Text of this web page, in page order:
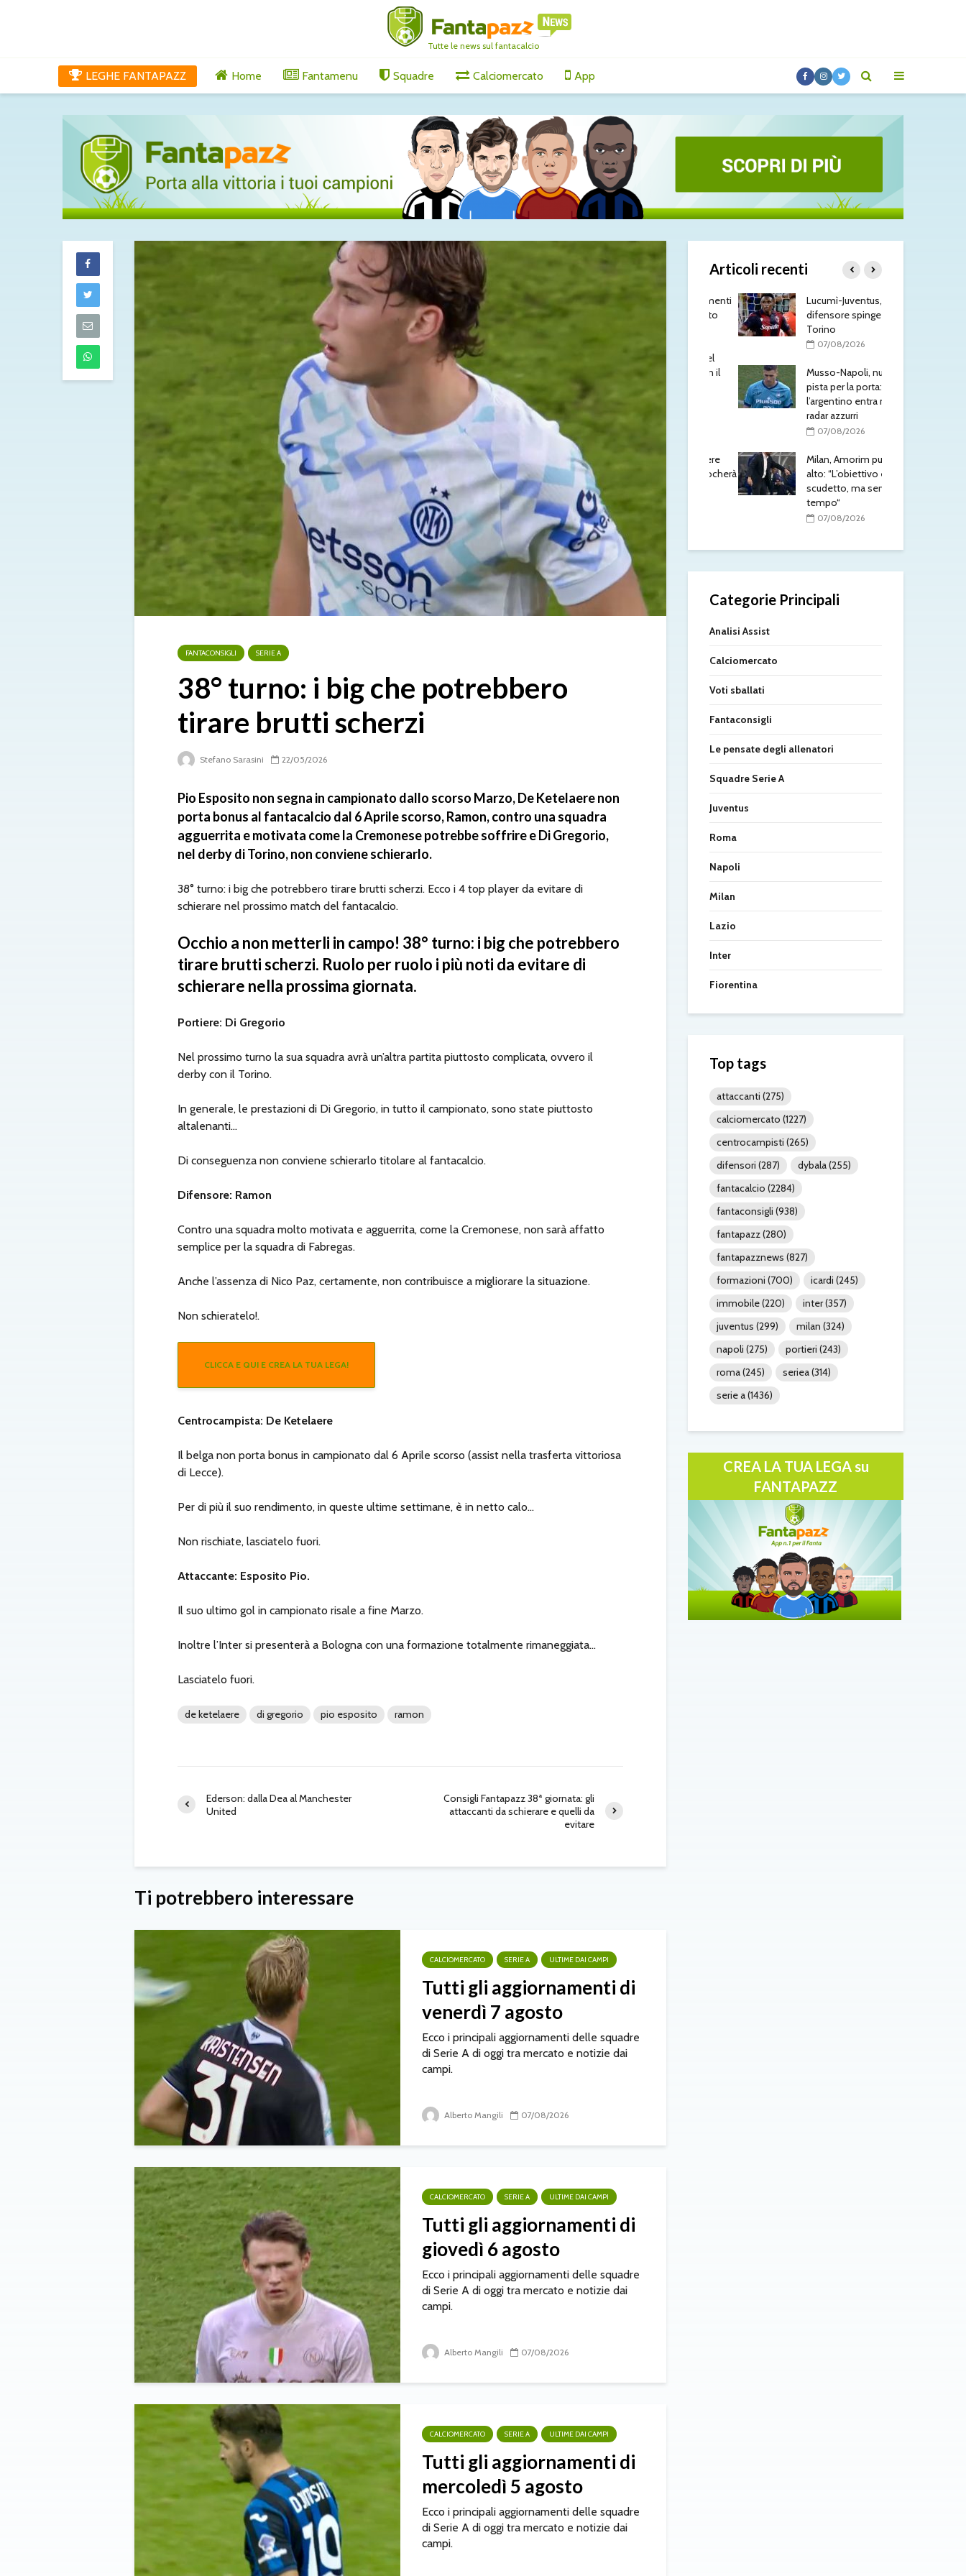
Tutte le news sul fantacalcio
LEGHE FANTAPAZZ Home Fantamenu Squadre Calciomercato App
FANTACONSIGLI SERIE A
38° turno: i big che potrebbero
tirare brutti scherzi
Stefano Sarasini 22/05/2026
Pio Esposito non segna in campionato dallo scorso Marzo, De Ketelaere non
porta bonus al fantacalcio dal 6 Aprile scorso, Ramon, contro una squadra
agguerrita e motivata come la Cremonese potrebbe soffrire e Di Gregorio,
nel derby di Torino, non conviene schierarlo.
38° turno: i big che potrebbero tirare brutti scherzi. Ecco i 4 top player da evitare di
schierare nel prossimo match del fantacalcio.
Occhio a non metterli in campo! 38° turno: i big che potrebbero
tirare brutti scherzi. Ruolo per ruolo i più noti da evitare di
schierare nella prossima giornata.
Portiere: Di Gregorio
Nel prossimo turno la sua squadra avrà un’altra partita piuttosto complicata, ovvero il
derby con il Torino.
In generale, le prestazioni di Di Gregorio, in tutto il campionato, sono state piuttosto
altalenanti…
Di conseguenza non conviene schierarlo titolare al fantacalcio.
Difensore: Ramon
Contro una squadra molto motivata e agguerrita, come la Cremonese, non sarà affatto
semplice per la squadra di Fabregas.
Anche l’assenza di Nico Paz, certamente, non contribuisce a migliorare la situazione.
Non schieratelo!.
CLICCA E QUI E CREA LA TUA LEGA!
Centrocampista: De Ketelaere
Il belga non porta bonus in campionato dal 6 Aprile scorso (assist nella trasferta vittoriosa
di Lecce).
Per di più il suo rendimento, in queste ultime settimane, è in netto calo…
Non rischiate, lasciatelo fuori.
Attaccante: Esposito Pio.
Il suo ultimo gol in campionato risale a fine Marzo.
Inoltre l’Inter si presenterà a Bologna con una formazione totalmente rimaneggiata…
Lasciatelo fuori.
de ketelaere di gregorio pio esposito ramon
Ederson: dalla Dea al Manchester
United
Consigli Fantapazz 38ª giornata: gli
attaccanti da schierare e quelli da
evitare
Ti potrebbero interessare
CALCIOMERCATO SERIE A ULTIME DAI CAMPI
Tutti gli aggiornamenti di
venerdì 7 agosto
Ecco i principali aggiornamenti delle squadre
di Serie A di oggi tra mercato e notizie dai
campi.
Alberto Mangili 07/08/2026
CALCIOMERCATO SERIE A ULTIME DAI CAMPI
Tutti gli aggiornamenti di
giovedì 6 agosto
Ecco i principali aggiornamenti delle squadre
di Serie A di oggi tra mercato e notizie dai
campi.
Alberto Mangili 07/08/2026
CALCIOMERCATO SERIE A ULTIME DAI CAMPI
Tutti gli aggiornamenti di
mercoledì 5 agosto
Ecco i principali aggiornamenti delle squadre
di Serie A di oggi tra mercato e notizie dai
campi.
Articoli recenti
Lucumì-Juventus, il
difensore spinge per
Musso-Napoli, nuova
pista per la porta:
l’argentino entra nei
radar azzurri
07/08/2026
Milan, Amorim punta in
alto: “L’obiettivo è lo
scudetto, ma servirà
tempo“
07/08/2026
Tutti gli aggiornamenti
di giovedì 6 agosto
07/08/2026
Gabriel Jesus, il Napoli
accelera: contatti con
06/08/2026
Yan Couto è del Como:
ufficiale il
trasferimento in
06/08/2026
07/08/2026
«Dobbiamo essere
Lucumì-Juventus, il
difensore spinge per
Torino
07/08/2026
Musso-Napoli, nuova
pista per la porta:
l’argentino entra nei
radar azzurri
07/08/2026
Milan, Amorim punta in
alto: “L’obiettivo è lo
scudetto, ma servirà
tempo“
07/08/2026
Categorie Principali
Analisi Assist
Calciomercato
Voti sballati
Fantaconsigli
Le pensate degli allenatori
Squadre Serie A
Juventus
Roma
Napoli
Milan
Lazio
Inter
Fiorentina
Top tags
attaccanti (275)
calciomercato (1227)
centrocampisti (265)
difensori (287) dybala(255)
fantacalcio (2284)
fantaconsigli (938)
fantapazz(280)
fantapazznews (827)
formazioni (700) icardi (245)
immobile(220) inter(357)
juventus (299) milan (324)
napoli (275) portieri (243)
roma(245) seriea(314)
serie a(1436)
CREA LA TUA LEGA su
FANTAPAZZ